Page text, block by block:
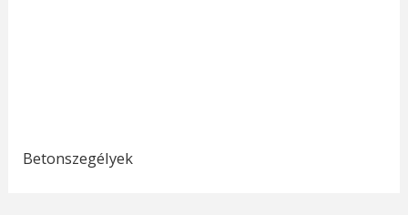
Betonszegélyek